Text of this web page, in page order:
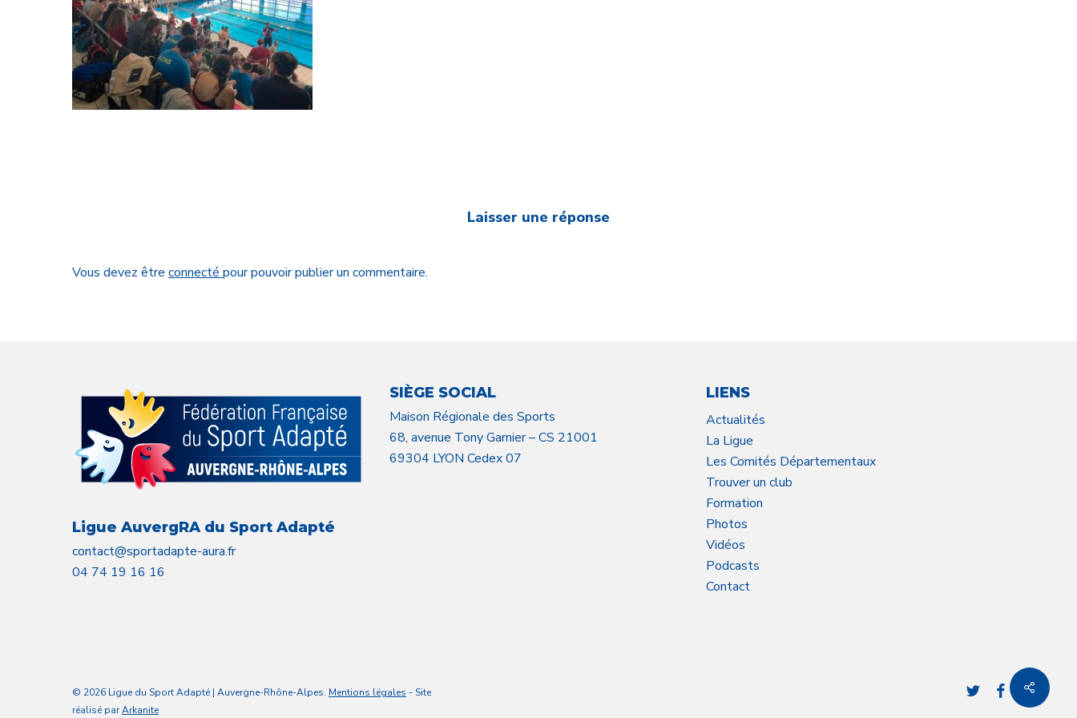
Laisser une réponse
Vous devez être connecté pour pouvoir publier un commentaire.
Ligue AuvergRA du Sport Adapté
contact@sportadapte-aura.fr
04 74 19 16 16
SIÈGE SOCIAL
Maison Régionale des Sports
68, avenue Tony Garnier – CS 21001
69304 LYON Cedex 07
LIENS
Actualités
La Ligue
Les Comités Départementaux
Trouver un club
Formation
Photos
Vidéos
Podcasts
Contact
© 2026 Ligue du Sport Adapté | Auvergne-Rhône-Alpes. Mentions légales - Site
réalisé parArkanite
twitter facebook